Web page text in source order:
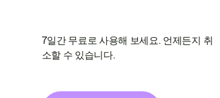
7일간 무료로 사용해 보세요. 언제든지 취
소할 수 있습니다.